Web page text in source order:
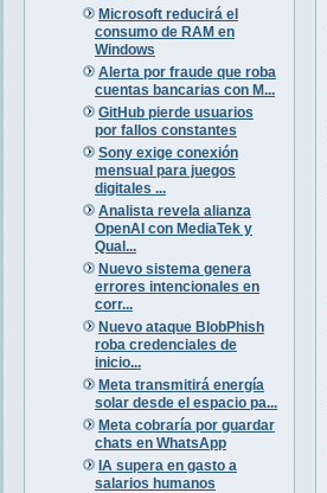
Microsoft reducirá el
consumo de RAM en
Windows
Alerta por fraude que roba
cuentas bancarias con M...
GitHub pierde usuarios
por fallos constantes
Sony exige conexión
mensual para juegos
digitales ...
Analista revela alianza
OpenAI con MediaTek y
Qual...
Nuevo sistema genera
errores intencionales en
corr...
Nuevo ataque BlobPhish
roba credenciales de
inicio...
Meta transmitirá energía
solar desde el espacio pa...
Meta cobraría por guardar
chats en WhatsApp
IA supera en gasto a
salarios humanos